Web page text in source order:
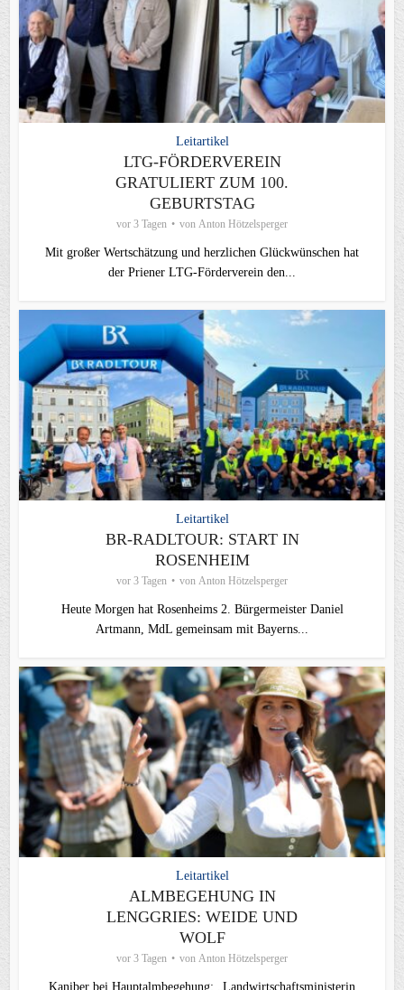
Leitartikel
LTG-FÖRDERVEREIN
GRATULIERT ZUM 100.
GEBURTSTAG
vor 3 Tagen von Anton Hötzelsperger
Mit großer Wertschätzung und herzlichen Glückwünschen hat
der Priener LTG‑Förderverein den...
Leitartikel
BR-RADLTOUR: START IN
ROSENHEIM
vor 3 Tagen von Anton Hötzelsperger
Heute Morgen hat Rosenheims 2. Bürgermeister Daniel
Artmann, MdL gemeinsam mit Bayerns...
Leitartikel
ALMBEGEHUNG IN
LENGGRIES: WEIDE UND
WOLF
vor 3 Tagen von Anton Hötzelsperger
Kaniber bei Hauptalmbegehung: „Landwirtschaftsministerin